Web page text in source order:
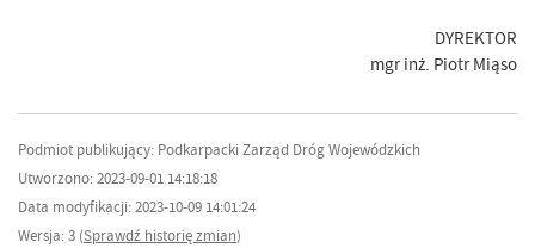
DYREKTOR
mgr inż. Piotr Miąso
Podmiot publikujący: Podkarpacki Zarząd Dróg Wojewódzkich
Utworzono: 2023-09-01 14:18:18
Data modyfikacji: 2023-10-09 14:01:24
Wersja: 3 (Sprawdź historię zmian)